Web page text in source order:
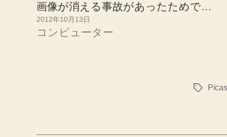
画像が消える事故があったためで…
2012年10月13日
コンピューター
タ